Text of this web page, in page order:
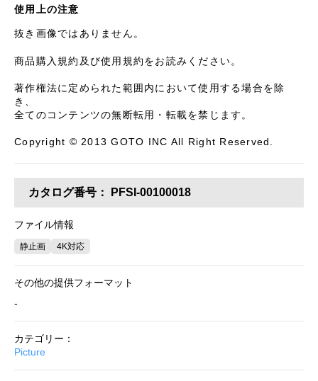
使用上の注意
抜き画像ではありません。
商品購入規約及び使用規約をお読みください。
著作権法に定められた範囲内において使用する場合を除
き、
全てのコンテンツの無断転用・転載を禁じます。
Copyright © 2013 GOTO INC All Right Reserved.
カタログ番号： PFSI-00100018
ファイル情報
静止画 4K対応
その他の提供フォーマット
-
カテゴリー：
Picture